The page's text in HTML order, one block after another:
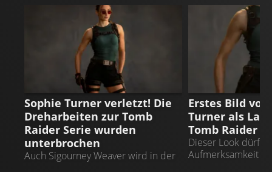
TOMB RAIDER
Sophie Turner verletzt! Die
Dreharbeiten zur Tomb
Raider Serie wurden
unterbrochen
Auch Sigourney Weaver wird in der
TOMB RAIDER
Erstes Bild von
Turner als
Tomb Raider
Dieser Look dürfte
Aufmerksamkeit